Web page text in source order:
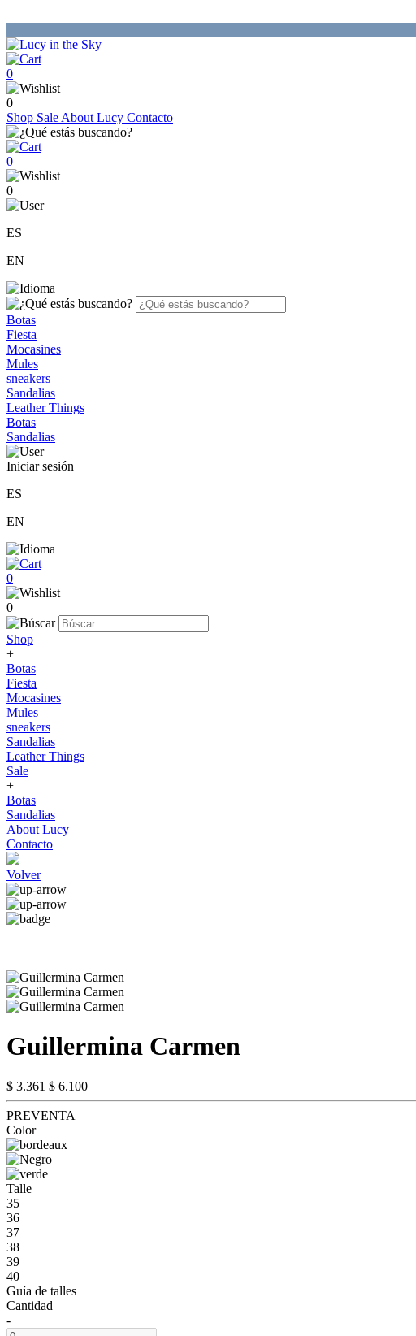
0
0
Shop Sale About Lucy Contacto
0
0
ES
EN
Botas
Fiesta
Mocasines
Mules
sneakers
Sandalias
Leather Things
Botas
Sandalias
Iniciar sesión
ES
EN
0
0
Shop
+
Botas
Fiesta
Mocasines
Mules
sneakers
Sandalias
Leather Things
Sale
+
Botas
Sandalias
About Lucy
Contacto
Volver
Guillermina Carmen
$ 3.361 $ 6.100
PREVENTA
Color
Talle
35
36
37
38
39
40
Guía de talles
Cantidad
-